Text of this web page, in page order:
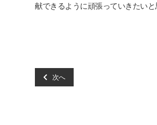
献できるように頑張っていきたいと
次へ